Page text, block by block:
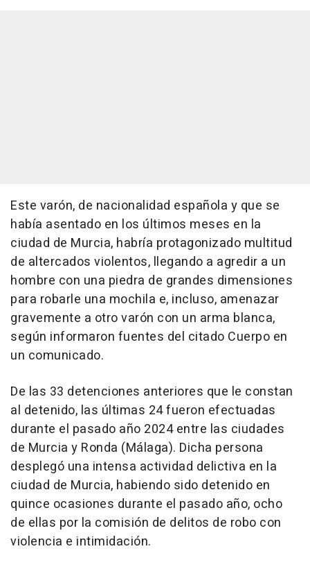
Este varón, de nacionalidad española y que se
había asentado en los últimos meses en la
ciudad de Murcia, habría protagonizado multitud
de altercados violentos, llegando a agredir a un
hombre con una piedra de grandes dimensiones
para robarle una mochila e, incluso, amenazar
gravemente a otro varón con un arma blanca,
según informaron fuentes del citado Cuerpo en
un comunicado.
De las 33 detenciones anteriores que le constan
al detenido, las últimas 24 fueron efectuadas
durante el pasado año 2024 entre las ciudades
de Murcia y Ronda (Málaga). Dicha persona
desplegó una intensa actividad delictiva en la
ciudad de Murcia, habiendo sido detenido en
quince ocasiones durante el pasado año, ocho
de ellas por la comisión de delitos de robo con
violencia e intimidación.